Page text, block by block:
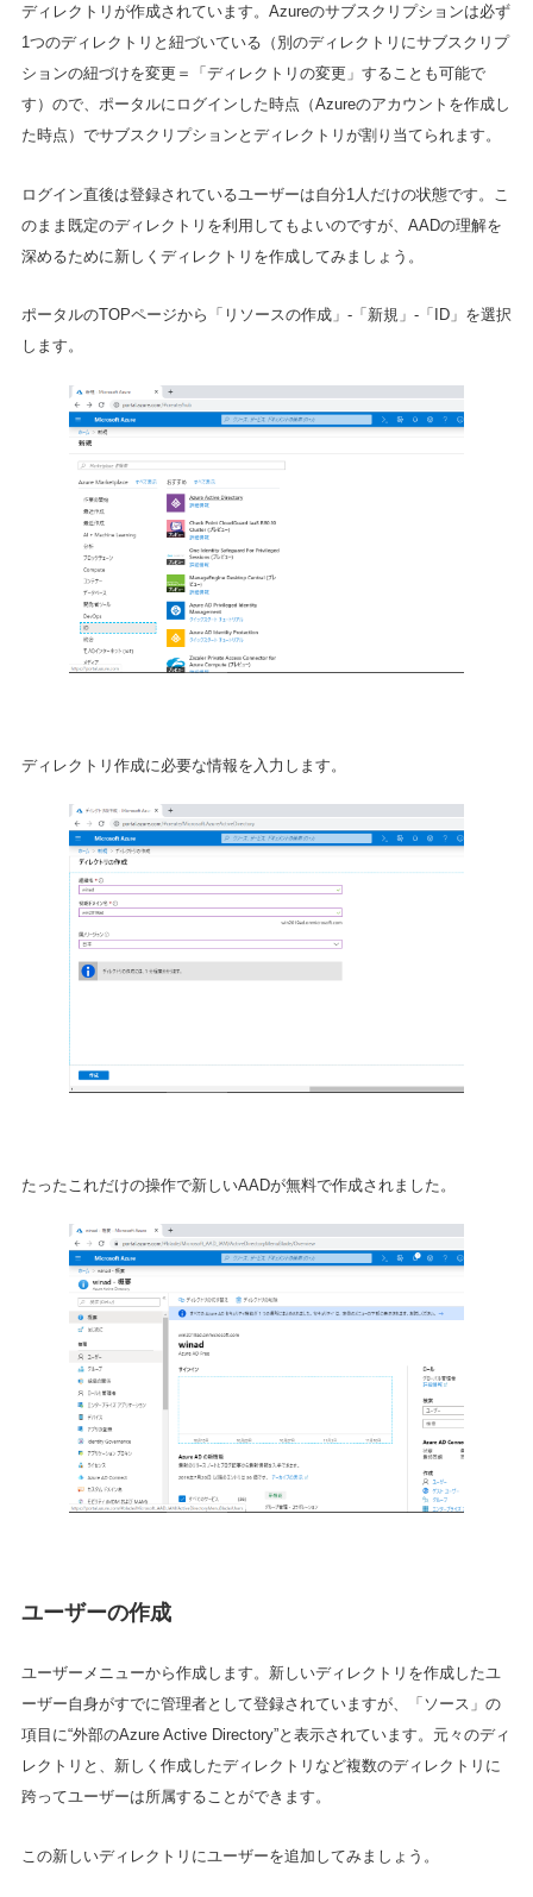
ディレクトリが作成されています。Azureのサブスクリプションは必ず
1つのディレクトリと紐づいている（別のディレクトリにサブスクリプ
ションの紐づけを変更＝「ディレクトリの変更」することも可能で
す）ので、ポータルにログインした時点（Azureのアカウントを作成し
た時点）でサブスクリプションとディレクトリが割り当てられます。
ログイン直後は登録されているユーザーは自分1人だけの状態です。こ
のまま既定のディレクトリを利用してもよいのですが、AADの理解を
深めるために新しくディレクトリを作成してみましょう。
ポータルのTOPページから「リソースの作成」-「新規」-「ID」を選択
します。
ディレクトリ作成に必要な情報を入力します。
たったこれだけの操作で新しいAADが無料で作成されました。
ユーザーの作成
ユーザーメニューから作成します。新しいディレクトリを作成したユ
ーザー自身がすでに管理者として登録されていますが、「ソース」の
項目に“外部のAzure Active Directory”と表示されています。元々のディ
レクトリと、新しく作成したディレクトリなど複数のディレクトリに
跨ってユーザーは所属することができます。
この新しいディレクトリにユーザーを追加してみましょう。